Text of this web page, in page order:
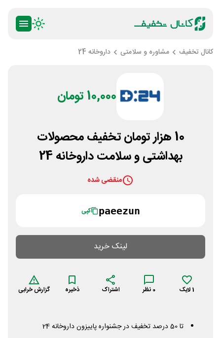
کانال تخفیف مشاوره و سلامتی داروخانه 24
10,000 تومان
10 هزار تومان تخفیف محصولات
بهداشتی و سلامت داروخانه 24
منقضی شده
paeezun کپی
لینک خرید
1لایک 0 نظر اشتراک ذخیره گزارش خرابی
تا 50 درصد تخفیف در جشنواره پاییزون داروخانه 24